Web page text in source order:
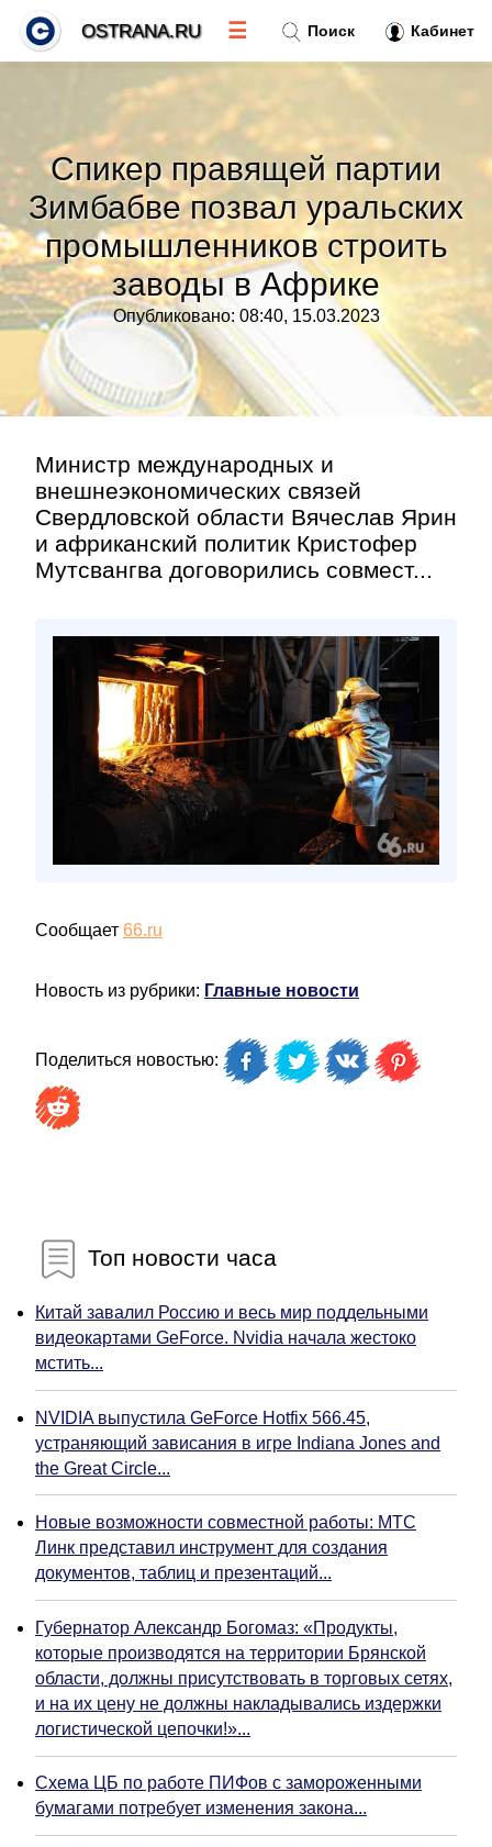
Спикер правящей партии
Зимбабве позвал уральских
промышленников строить
заводы в Африке
Опубликовано: 08:40, 15.03.2023
Министр международных и
внешнеэкономических связей
Свердловской области Вячеслав Ярин
и африканский политик Кристофер
Мутсвангва договорились совмест...
Сообщает 66.ru
Новость из рубрики: Главные новости
Поделиться новостью:
Топ новости часа
Китай завалил Россию и весь мир поддельными
видеокартами GeForce. Nvidia начала жестоко
мстить...
NVIDIA выпустила GeForce Hotfix 566.45,
устраняющий зависания в игре Indiana Jones and
the Great Circle...
Новые возможности совместной работы: МТС
Линк представил инструмент для создания
документов, таблиц и презентаций...
Губернатор Александр Богомаз: «Продукты,
которые производятся на территории Брянской
области, должны присутствовать в торговых сетях,
и на их цену не должны накладывались издержки
логистической цепочки!»...
Схема ЦБ по работе ПИФов с замороженными
бумагами потребует изменения закона...
Поиск Кабинет
OSTRANA.RU ☰
Тренды новостей»
Рубрики»
Правила»
Контакт»